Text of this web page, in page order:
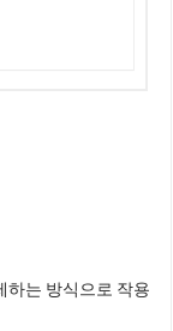
하는 방식으로 작용